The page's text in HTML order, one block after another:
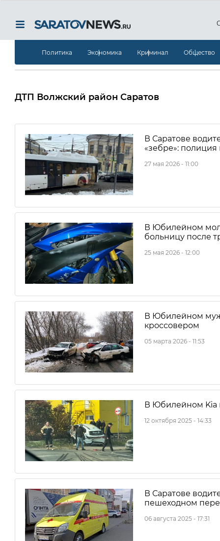
Политика Экономика Криминал Общество
ДТП Волжский район Саратов
В Саратове
«зебре»:
27 мая 2026 - 11:00
В Юбилейном
больницу после
25 мая 2026 - 12:00
В Юбилейном
кроссовером
05 марта 2026 - 11:53
В Юбилейном Kia
12 октября 2025 - 14:33
В Саратове
пешеходном
06 августа 2025 - 17:31